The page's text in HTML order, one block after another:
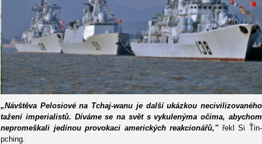
„Návštěva Pelosiové na Tchaj-wanu je další ukázkou necivilizovaného
tažení imperialistů. Díváme se na svět s vykulenýma očima, abychom
nepromeškali jedinou provokaci amerických reakcionářů,"řekl Si Ťin-
pching.